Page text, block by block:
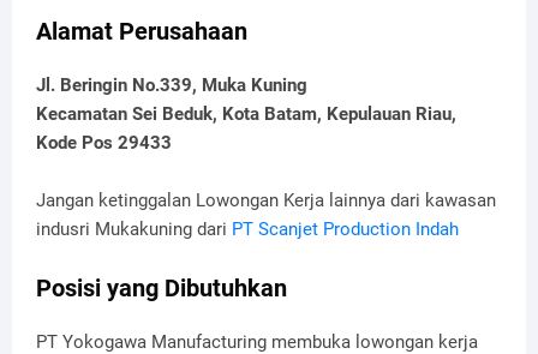
Alamat Perusahaan
Jl. Beringin No.339, Muka Kuning
Kecamatan Sei Beduk, Kota Batam, Kepulauan Riau,
Kode Pos 29433
Jangan ketinggalan Lowongan Kerja lainnya dari kawasan
indusri Mukakuning dari PT Scanjet Production Indah
Posisi yang Dibutuhkan
PT Yokogawa Manufacturing membuka lowongan kerja